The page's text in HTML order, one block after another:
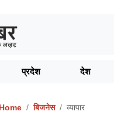
प्रदेश देश
Home बिजनेस व्यापार